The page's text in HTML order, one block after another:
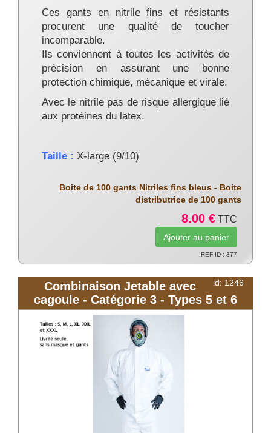
Ces gants en nitrile fins et résistants
procurent une qualité de toucher
incomparable.
Ils conviennent à toutes les activités de
précision en assurant une bonne
protection chimique, mécanique et virale.
Avec le nitrile pas de risque allergique lié
aux protéines du latex.
Taille : X-large (9/10)
Boite de 100 gants Nitriles fins bleus - Boite
distributrice de 100 gants
8.00 € TTC
!REF ID : 377
id: 1246
Combinaison Jetable avec
cagoule - Catégorie 3 - Types 5 et 6